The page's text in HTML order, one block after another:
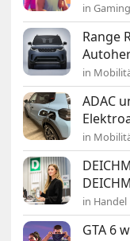
in Gaming
Range
in
ADAC
in
in Handel
GTA 6